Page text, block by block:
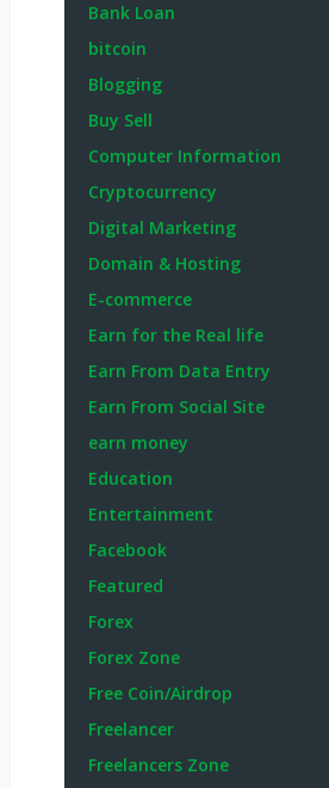
Bank Loan
bitcoin
Blogging
Buy Sell
Computer Information
Cryptocurrency
Digital Marketing
Domain & Hosting
E-commerce
Earn for the Real life
Earn From Data Entry
Earn From Social Site
earn money
Education
Entertainment
Facebook
Featured
Forex
Forex Zone
Free Coin/Airdrop
Freelancer
Freelancers Zone